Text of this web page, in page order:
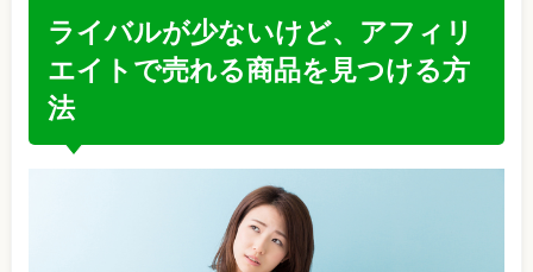
ライバルが少ないけど、アフィリ
エイトで売れる商品を見つける方
法